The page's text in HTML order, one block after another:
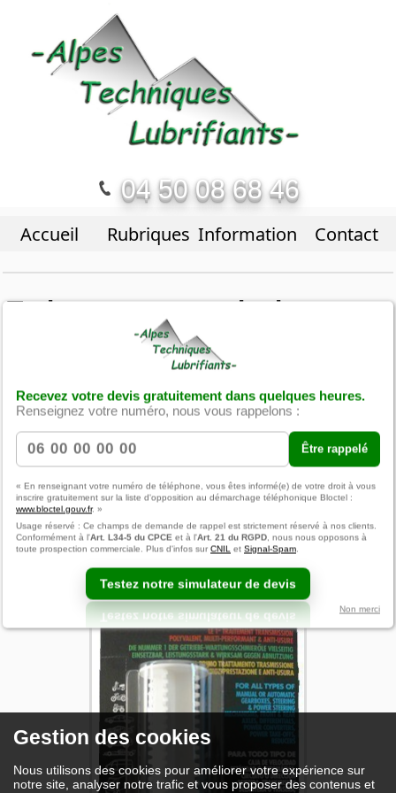
Gestion des cookies
Nous utilisons des cookies pour améliorer votre expérience sur
notre site, analyser notre trafic et vous proposer des contenus et
04 50 08 68 46
Recevez votre devis gratuitement dans quelques heures.
Renseignez votre numéro, nous vous rappelons :
Être rappelé
« En renseignant votre numéro de téléphone, vous êtes informé(e) de votre droit à vous
inscrire gratuitement sur la liste d'opposition au démarchage téléphonique Bloctel :
www.bloctel.gouv.fr. »
Usage réservé : Ce champs de demande de rappel est strictement réservé à nos clients.
Conformément à l'Art. L34-5 du CPCE et à l'Art. 21 du RGPD , nous nous opposons à
toute prospection commerciale. Plus d'infos sur CNIL et Signal-Spam
Testez notre simulateur de devis
Non merci
Accueil Rubriques Informations Contact
Traitement transmission
Rubrique suivante